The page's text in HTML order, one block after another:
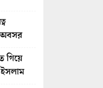
অবসর
গিয়ে